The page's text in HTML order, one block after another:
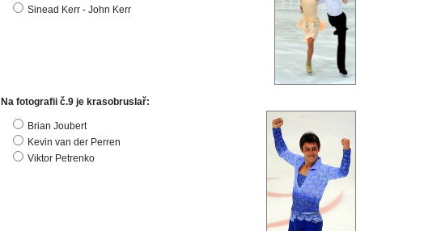
Sinead Kerr - John Kerr
Na fotografii č.9 je krasobruslař:
Brian Joubert
Kevin van der Perren
Viktor Petrenko